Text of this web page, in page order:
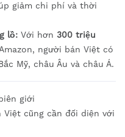
giảm chi phí và thời
lồ: Với hơn 300 triệu
người bán Việt có
Mỹ, châu Âu và châu Á.
giới
cũng cần đối diện với